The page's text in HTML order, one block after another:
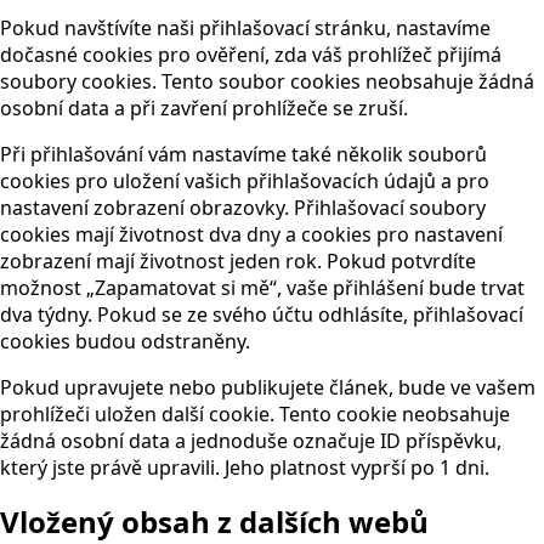
Pokud navštívíte naši přihlašovací stránku, nastavíme
dočasné cookies pro ověření, zda váš prohlížeč přijímá
soubory cookies. Tento soubor cookies neobsahuje žádná
osobní data a při zavření prohlížeče se zruší.
Při přihlašování vám nastavíme také několik souborů
cookies pro uložení vašich přihlašovacích údajů a pro
nastavení zobrazení obrazovky. Přihlašovací soubory
cookies mají životnost dva dny a cookies pro nastavení
zobrazení mají životnost jeden rok. Pokud potvrdíte
možnost „Zapamatovat si mě“, vaše přihlášení bude trvat
dva týdny. Pokud se ze svého účtu odhlásíte, přihlašovací
cookies budou odstraněny.
Pokud upravujete nebo publikujete článek, bude ve vašem
prohlížeči uložen další cookie. Tento cookie neobsahuje
žádná osobní data a jednoduše označuje ID příspěvku,
který jste právě upravili. Jeho platnost vyprší po 1 dni.
Vložený obsah z dalších webů